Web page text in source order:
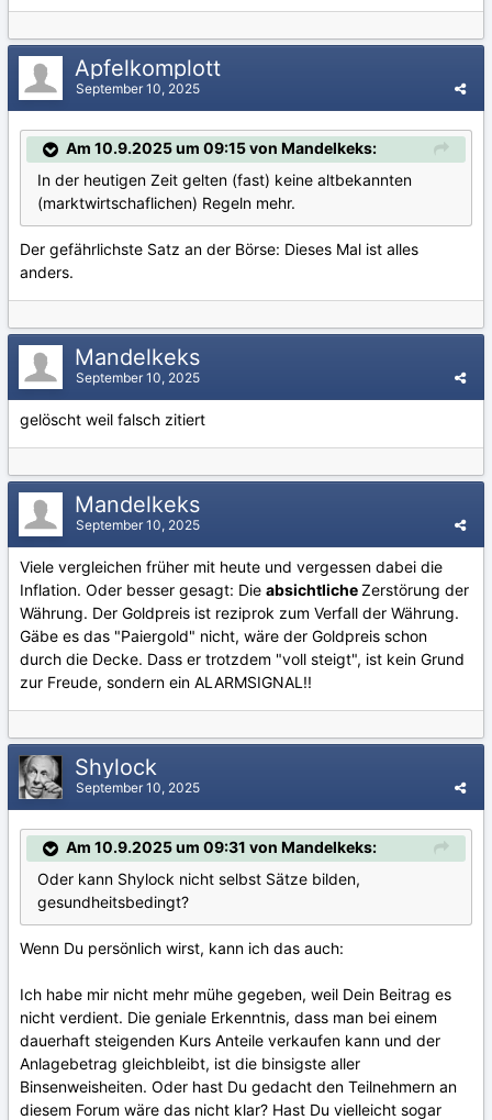
Apfelkomplott
September 10, 2025
Am 10.9.2025 um 09:15 von Mandelkeks:
In der heutigen Zeit gelten (fast) keine altbekannten
(marktwirtschaflichen) Regeln mehr.
Der gefährlichste Satz an der Börse: Dieses Mal ist alles
anders.
Mandelkeks
September 10, 2025
gelöscht weil falsch zitiert
Mandelkeks
September 10, 2025
Viele vergleichen früher mit heute und vergessen dabei die
Inflation. Oder besser gesagt: Die absichtlicheZerstörung der
Währung. Der Goldpreis ist reziprok zum Verfall der Währung.
Gäbe es das "Paiergold" nicht, wäre der Goldpreis schon
durch die Decke. Dass er trotzdem "voll steigt", ist kein Grund
zur Freude, sondern ein ALARMSIGNAL!!
Shylock
September 10, 2025
Am 10.9.2025 um 09:31 von Mandelkeks:
Oder kann Shylock nicht selbst Sätze bilden,
gesundheitsbedingt?
Wenn Du persönlich wirst, kann ich das auch:
Ich habe mir nicht mehr mühe gegeben, weil Dein Beitrag es
nicht verdient. Die geniale Erkenntnis, dass man bei einem
dauerhaft steigenden Kurs Anteile verkaufen kann und der
Anlagebetrag gleichbleibt, ist die binsigste aller
Binsenweisheiten. Oder hast Du gedacht den Teilnehmern an
diesem Forum wäre das nicht klar? Hast Du vielleicht sogar